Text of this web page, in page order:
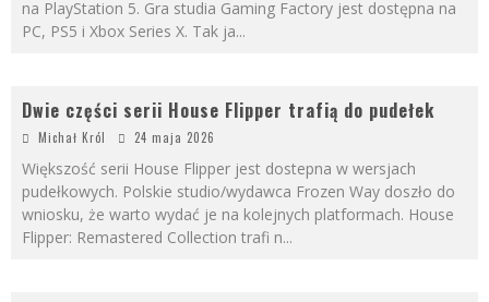
na PlayStation 5. Gra studia Gaming Factory jest dostępna na
PC, PS5 i Xbox Series X. Tak ja...
Dwie części serii House Flipper trafią do pudełek
Michał Król 24 maja 2026
Większość serii House Flipper jest dostepna w wersjach
pudełkowych. Polskie studio/wydawca Frozen Way doszło do
wniosku, że warto wydać je na kolejnych platformach. House
Flipper: Remastered Collection trafi n...